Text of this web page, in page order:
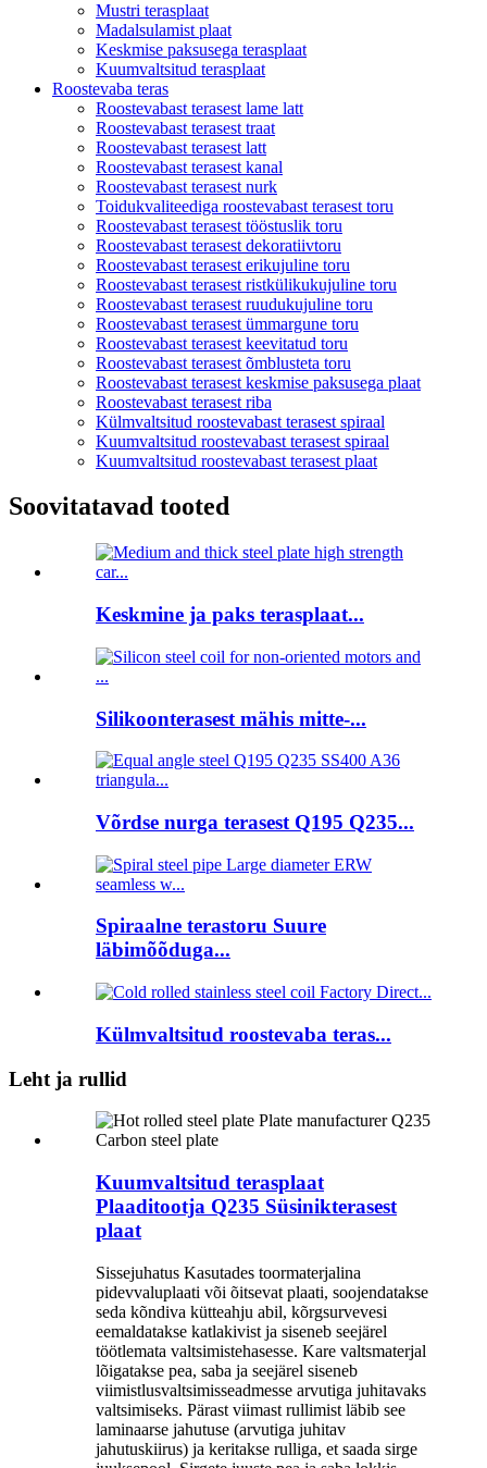
Mustri terasplaat
Madalsulamist plaat
Keskmise paksusega terasplaat
Kuumvaltsitud terasplaat
Roostevaba teras
Roostevabast terasest lame latt
Roostevabast terasest traat
Roostevabast terasest latt
Roostevabast terasest kanal
Roostevabast terasest nurk
Toidukvaliteediga roostevabast terasest toru
Roostevabast terasest tööstuslik toru
Roostevabast terasest dekoratiivtoru
Roostevabast terasest erikujuline toru
Roostevabast terasest ristkülikukujuline toru
Roostevabast terasest ruudukujuline toru
Roostevabast terasest ümmargune toru
Roostevabast terasest keevitatud toru
Roostevabast terasest õmblusteta toru
Roostevabast terasest keskmise paksusega plaat
Roostevabast terasest riba
Külmvaltsitud roostevabast terasest spiraal
Kuumvaltsitud roostevabast terasest spiraal
Kuumvaltsitud roostevabast terasest plaat
Soovitatavad tooted
Keskmine ja paks terasplaat...
Silikoonterasest mähis mitte-...
Võrdse nurga terasest Q195 Q235...
Spiraalne terastoru Suure
läbimõõduga...
Külmvaltsitud roostevaba teras...
Leht ja rullid
Kuumvaltsitud terasplaat
Plaaditootja Q235 Süsinikterasest
plaat
Sissejuhatus Kasutades toormaterjalina
pidevvaluplaati või õitsevat plaati, soojendatakse
seda kõndiva kütteahju abil, kõrgsurvevesi
eemaldatakse katlakivist ja siseneb seejärel
töötlemata valtsimistehasesse. Kare valtsmaterjal
lõigatakse pea, saba ja seejärel siseneb
viimistlusvaltsimisseadmesse arvutiga juhitavaks
valtsimiseks. Pärast viimast rullimist läbib see
laminaarse jahutuse (arvutiga juhitav
jahutuskiirus) ja keritakse rulliga, et saada sirge